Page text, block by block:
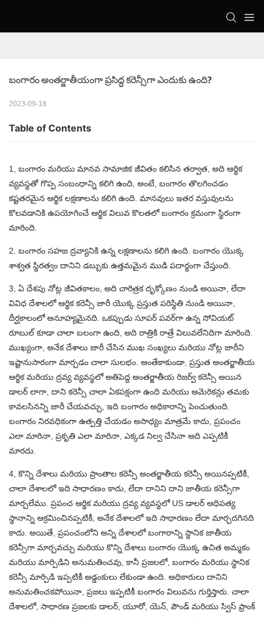
బంగారం అంతర్జాతీయంగా ప్రసిద్ధ కరెన్సీగా ఎందుకు ఉంది?
2023-09-18
Table of Contents
1, బంగారం మరియు మానవ సామాజిక జీవితం కలిసిన తర్వాత, అది ఆర్థిక
వ్యవస్థతో గొప్ప సంబంధాన్ని కలిగి ఉంది, అంటే, బంగారం తొలగించడం
కష్టతరమైన ఆర్థిక లక్షణాలను కలిగి ఉంది. మానవులు ఇతర వస్తువులను
కొలవడానికి ఉపయోగించే ఆర్థిక విలువ కొలతలో బంగారం క్రమంగా స్థిరంగా
మారింది.
2. బంగారం సహజ ద్రవ్యానికి ఉన్న లక్షణాలను కలిగి ఉంది. బంగారం యొక్క
శాశ్వత స్థిరత్వం దానిని డబ్బుకు ఉత్తమమైన ముడి పదార్థంగా చేస్తుంది.
3, ఏ దేశపు నోట్ల జీవితకాలం, అది చారిత్రక దృక్కోణం నుండి అయినా, లేదా
వివిధ దేశాలలో ఆర్థిక కరెన్సీ జారీ యొక్క ప్రస్తుత పరిస్థితి నుండి అయినా,
దీర్ఘకాలంలో అనూహ్యమైనది. ఒకప్పుడు సూపర్ పవర్‌గా ఉన్న సోవియట్
రూబుల్ కూడా చాలా బలంగా ఉంది, అది రాత్రికి రాత్రే విలువలేనిదిగా మారింది.
ముఖ్యంగా, అనేక దేశాలు జారీ చేసిన ముఖ సంఖ్యలు మరియు నోట్ల జారీని
ఇష్టానుసారంగా మార్చడం చాలా సులభం. అంతేకాకుండా, ప్రస్తుత అంతర్జాతీయ
ఆర్థిక మరియు ద్రవ్య వ్యవస్థలో అతిపెద్ద అంతర్జాతీయ రిజర్వ్ కరెన్సీ అయిన
డాలర్ లాగా, దాని కరెన్సీ చాలా ఏకపక్షంగా ఉంది మరియు అమెరికన్లు తమకు
కావలసినన్ని జారీ చేయవచ్చు, ఇది బంగారం అధికారాన్ని పెంచుతుంది.
బంగారం నిరవధికంగా ఉత్పత్తి చేయడం అసాధ్యం మాత్రమే కాదు, ప్రపంచం
ఎలా మారినా, ప్రకృతి ఎలా మారినా, ఎక్కడ నిల్వ చేసినా అది ఎప్పటికీ
మారదు.
4, కొన్ని దేశాలు మరియు ప్రాంతాల కరెన్సీ అంతర్జాతీయ కరెన్సీ అయినప్పటికీ,
చాలా దేశాలలో ఇది సాధారణం కాదు, లేదా దానిని దాని జాతీయ కరెన్సీగా
మార్చలేము. ప్రపంచ ఆర్థిక మరియు ద్రవ్య వ్యవస్థలో US డాలర్ ఆధిపత్య
స్థానాన్ని ఆక్రమించినప్పటికీ, అనేక దేశాలలో ఇది సాధారణం లేదా మార్చదగినది
కాదు. అయితే, ప్రపంచంలోని అన్ని దేశాలలో బంగారాన్ని స్థానిక జాతీయ
కరెన్సీగా మార్చవచ్చు మరియు కొన్ని దేశాలు బంగారం యొక్క ఉచిత అమ్మకం
మరియు మార్పిడిని అనుమతించవు, కానీ ప్రజలలో, బంగారం మరియు స్థానిక
కరెన్సీ మార్పిడి ఇప్పటికీ అడ్డంకులు లేకుండా ఉంది. అధికారులు దానిని
అనుమతించకపోయినా, ప్రజలు ఇప్పటికీ బంగారం విలువను గుర్తిస్తారు. చాలా
దేశాలలో, సాధారణ ప్రజలకు డాలర్, యూరో, యెన్, పౌండ్ మరియు స్విస్ ఫ్రాంక్